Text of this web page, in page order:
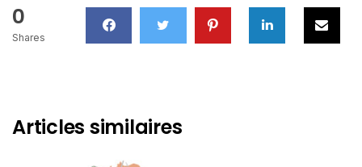
0
Shares
Articles similaires